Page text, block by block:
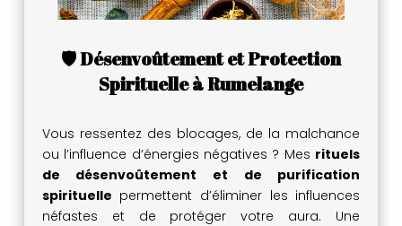
🛡️ Désenvoûtement et Protection
Spirituelle à Rumelange
Vous ressentez des blocages, de la malchance
ou l’influence d’énergies négatives ? Mes rituels
de désenvoûtement et de purification
spirituelle permettent d’éliminer les influences
néfastes et de protéger votre aura. Une